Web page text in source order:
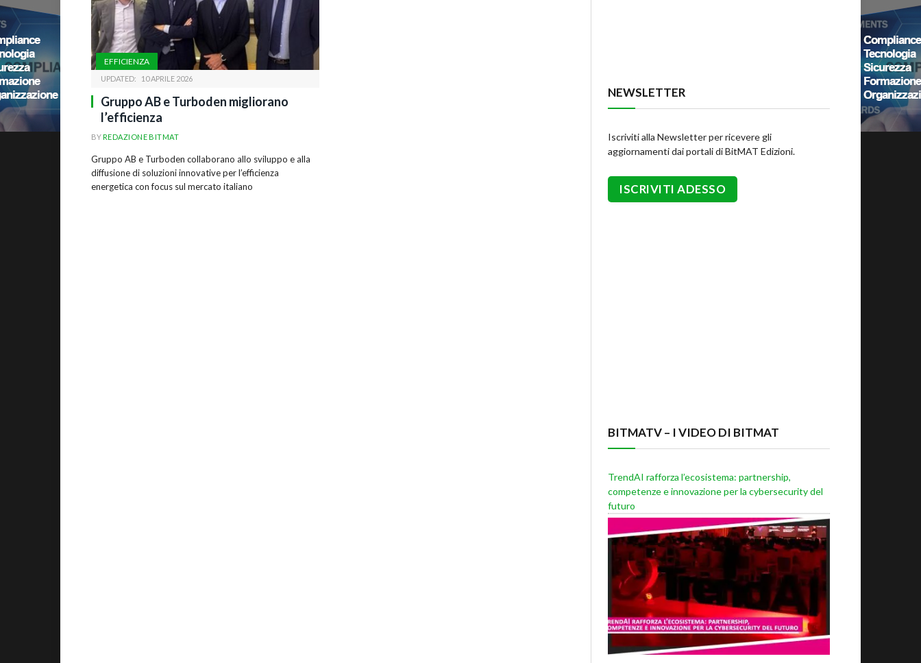
EFFICIENZA
UPDATED: 10 APRILE 2026
Gruppo AB e Turboden migliorano
l’efficienza
BYREDAZIONE BITMAT
Gruppo AB e Turboden collaborano allo sviluppo e alla
diffusione di soluzioni innovative per l’efficienza
energetica con focus sul mercato italiano
NEWSLETTER
Iscriviti alla Newsletter per ricevere gli
aggiornamenti dai portali di BitMAT Edizioni.
BITMATV – I VIDEO DI BITMAT
TrendAI rafforza l’ecosistema: partnership,
competenze e innovazione per la cybersecurity del
futuro